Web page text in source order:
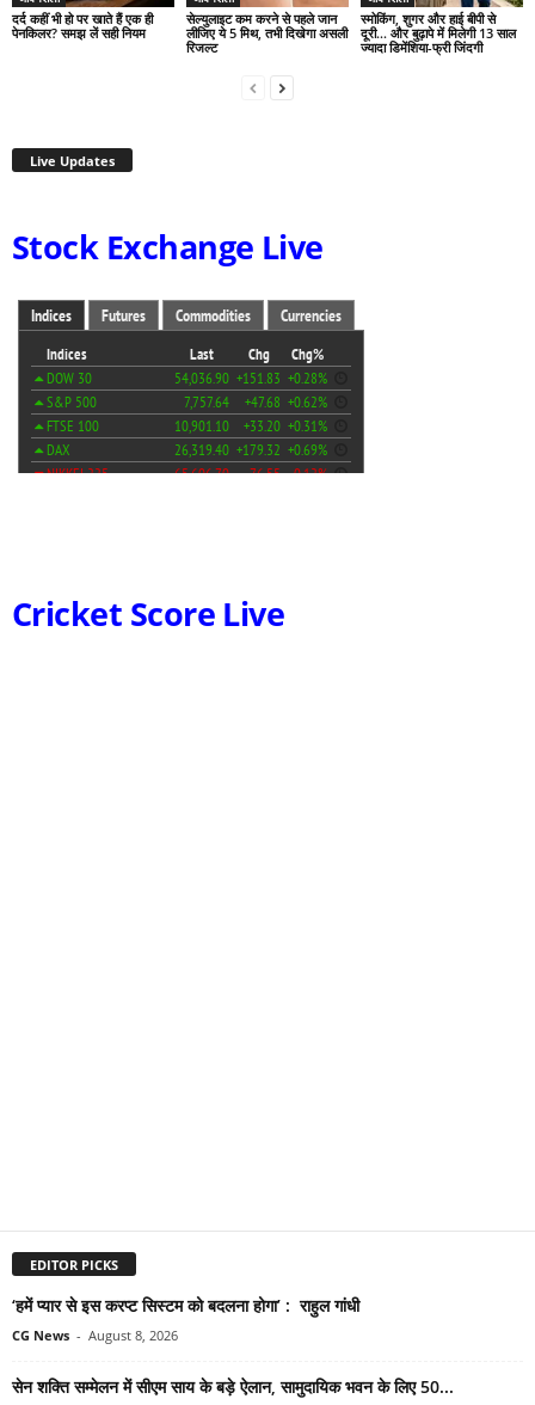
दर्द कहीं भी हो पर खाते हैं एक ही
पेनकिलर? समझ लें सही नियम
सेल्युलाइट कम करने से पहले जान
लीजिए ये 5 मिथ, तभी दिखेगा असली
रिजल्ट
स्मोकिंग, शुगर और हाई बीपी से
दूरी… और बुढ़ापे में मिलेगी 13 साल
ज्यादा डिमेंशिया-फ्री जिंदगी
Live Updates
Stock Exchange Live
Cricket Score Live
EDITOR PICKS
‘हमें प्यार से इस करप्ट सिस्टम को बदलना होगा’ : राहुल गांधी
CG News - August 8, 2026
सेन शक्ति सम्मेलन में सीएम साय के बड़े ऐलान, सामुदायिक भवन के लिए 50...